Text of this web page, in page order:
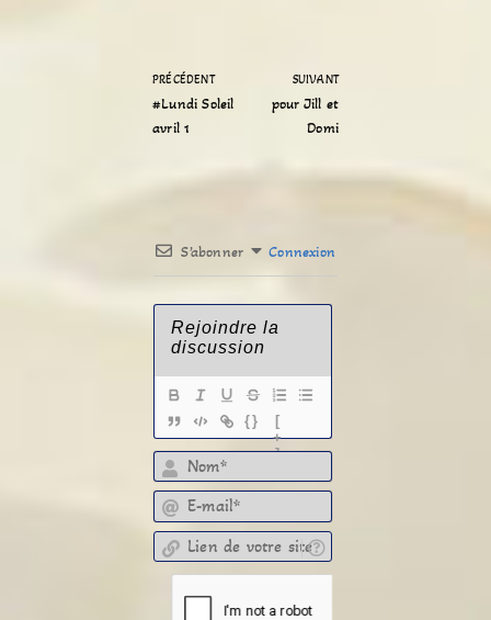
PRÉCÉDENT
#Lundi Soleil
avril 1
SUIVANT
pour Jill et
Domi
S’abonner Connexion
{}
[
+
]